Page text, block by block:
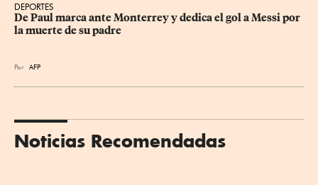
DEPORTES
De Paul marca ante Monterrey y dedica el gol a Messi por
la muerte de su padre
Por AFP
Noticias Recomendadas